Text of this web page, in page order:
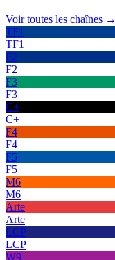
Voir toutes les chaînes →
TF1
TF1
F2
F2
F3
F3
C+
C+
F4
F4
F5
F5
M6
M6
Arte
Arte
LCP
LCP
W9